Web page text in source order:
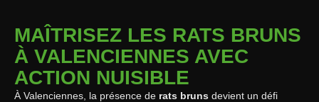
MAÎTRISEZ LES RATS BRUNS
À VALENCIENNES AVEC
ACTION NUISIBLE
À Valenciennes, la présence de rats bruns devient un défi